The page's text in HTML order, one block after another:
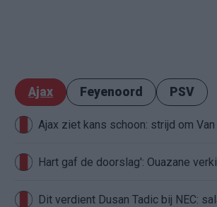
Ajax Feyenoord PSV
Ajax ziet kans schoon: strijd om
Hart gaf de doorslag': Ouazane
Dit verdient Dusan Tadic bij NEC: